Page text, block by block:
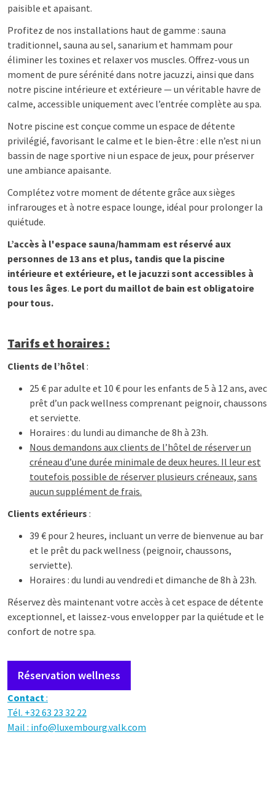
paisible et apaisant.
Profitez de nos installations haut de gamme : sauna
traditionnel, sauna au sel, sanarium et hammam pour
éliminer les toxines et relaxer vos muscles. Offrez-vous un
moment de pure sérénité dans notre jacuzzi, ainsi que dans
notre piscine intérieure et extérieure — un véritable havre de
calme, accessible uniquement avec l’entrée complète au spa.
Notre piscine est conçue comme un espace de détente
privilégié, favorisant le calme et le bien-être : elle n’est ni un
bassin de nage sportive ni un espace de jeux, pour préserver
une ambiance apaisante.
Complétez votre moment de détente grâce aux sièges
infrarouges et à notre espace lounge, idéal pour prolonger la
quiétude.
L’accès à l'espace sauna/hammam est réservé aux
personnes de 13 ans et plus, tandis que la piscine
intérieure et extérieure, et le jacuzzi sont accessibles à
tous les âges. Le port du maillot de bain est obligatoire
pour tous.
Tarifs et horaires :
Clients de l’hôtel:
25 € par adulte et 10 € pour les enfants de 5 à 12 ans, avec
prêt d’un pack wellness comprenant peignoir, chaussons
et serviette.
Horaires : du lundi au dimanche de 8h à 23h.
Nous demandons aux clients de l’hôtel de réserver un
créneau d’une durée minimale de deux heures. Il leur est
toutefois possible de réserver plusieurs créneaux, sans
aucun supplément de frais.
Clients extérieurs :
39 € pour 2 heures, incluant un verre de bienvenue au bar
et le prêt du pack wellness (peignoir, chaussons,
serviette).
Horaires : du lundi au vendredi et dimanche de 8h à 23h.
Réservez dès maintenant votre accès à cet espace de détente
exceptionnel, et laissez-vous envelopper par la quiétude et le
confort de notre spa.
Réservation wellness
Contact:
Tél. +32 63 23 32 22
Mail : info@luxembourg.valk.com